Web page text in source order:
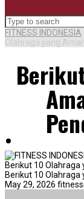
FITNESS INDONESIA
Olahraga yang
Berikut 10
Berikut 10
May 29, 2026